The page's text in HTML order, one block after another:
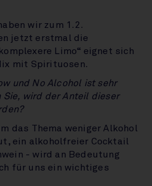
wir zum 1.2.
jetzt erstmal die
Limo“ eignet sich
mit Spirituosen.
und No Alcohol ist sehr
Sie, wird der Anteil dieser
das Thema weniger Alkohol
ein alkoholfreier Cocktail
- wird an Bedeutung
für uns ein wichtiges